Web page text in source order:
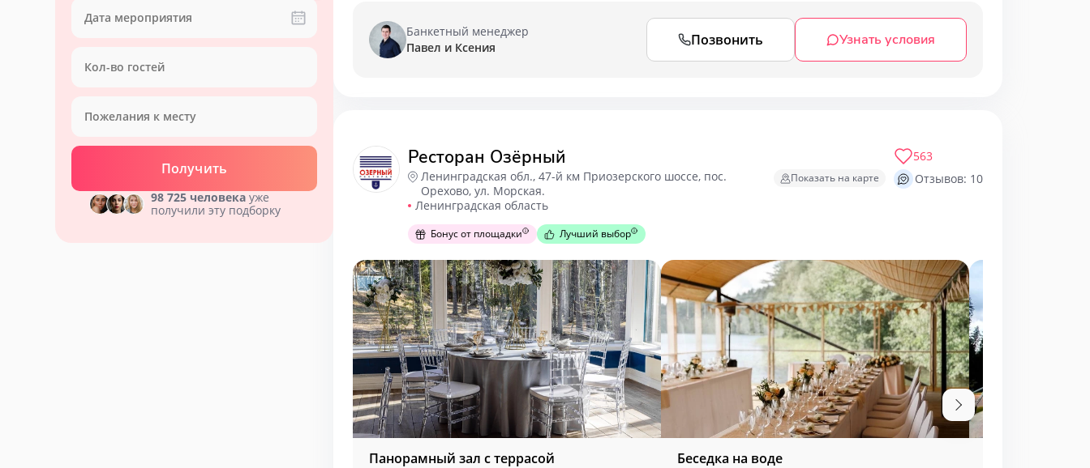
Получить
98 725 человекауже
получили эту подборку
Банкетный менеджер
Павел и Ксения
Позвонить Узнать условия
Ресторан Озёрный
Ленинградская обл., 47-й км Приозерского шоссе, пос.
Орехово, ул. Морская.
Ленинградская область
Показать на карте
563
Отзывов: 10
Бонус от площадки Лучший выбор
Панорамный зал с террасой Беседка на воде